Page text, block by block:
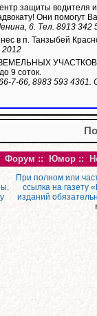
защиты водителя
Они помогут
6. Тел. 8913 342
в п. Танзыбей
2012
УЧАСТКОВ
9 соток.
7-66, 8983 593
Форум :: Юмор ::
При полном или
ссылка на газету
изданий